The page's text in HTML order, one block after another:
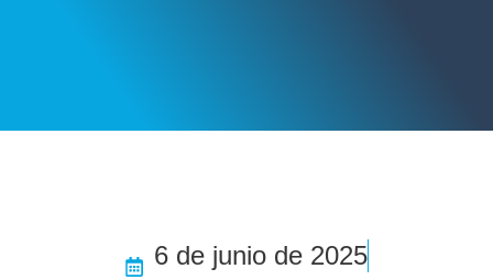
6 de junio de 2025